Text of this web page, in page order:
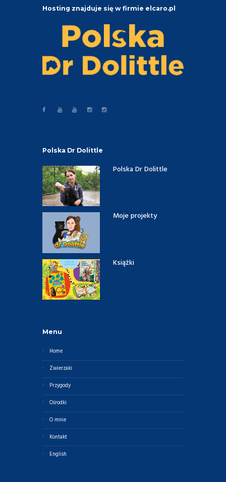
Hosting znajduje się w firmie elcaro.pl
Polska Dr Dolittle
Polska Dr Dolittle
Moje projekty
Książki
Menu
Home
Zwierzaki
Przygody
Ośrodki
O mnie
Kontakt
English